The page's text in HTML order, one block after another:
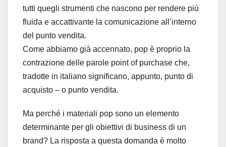
tutti quegli strumenti che nascono per rendere più
fluida e accattivante la comunicazione all’interno
del punto vendita.
Come abbiamo già accennato, pop è proprio la
contrazione delle parole point of purchase che,
tradotte in italiano significano, appunto, punto di
acquisto – o punto vendita.
Ma perché i materiali pop sono un elemento
determinante per gli obiettivi di business di un
brand? La risposta a questa domanda è molto